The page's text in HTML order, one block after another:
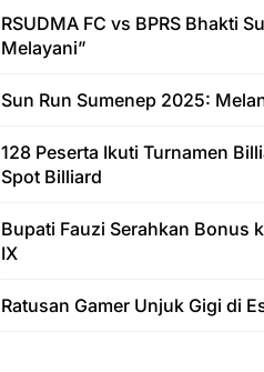
RSUDMA FC vs BPRS Bhakti
Melayani”
Sun Run Sumenep 2025:
128 Peserta Ikuti Turnamen
Spot Billiard
Bupati Fauzi Serahkan Bonus
IX
Ratusan Gamer Unjuk Gigi di